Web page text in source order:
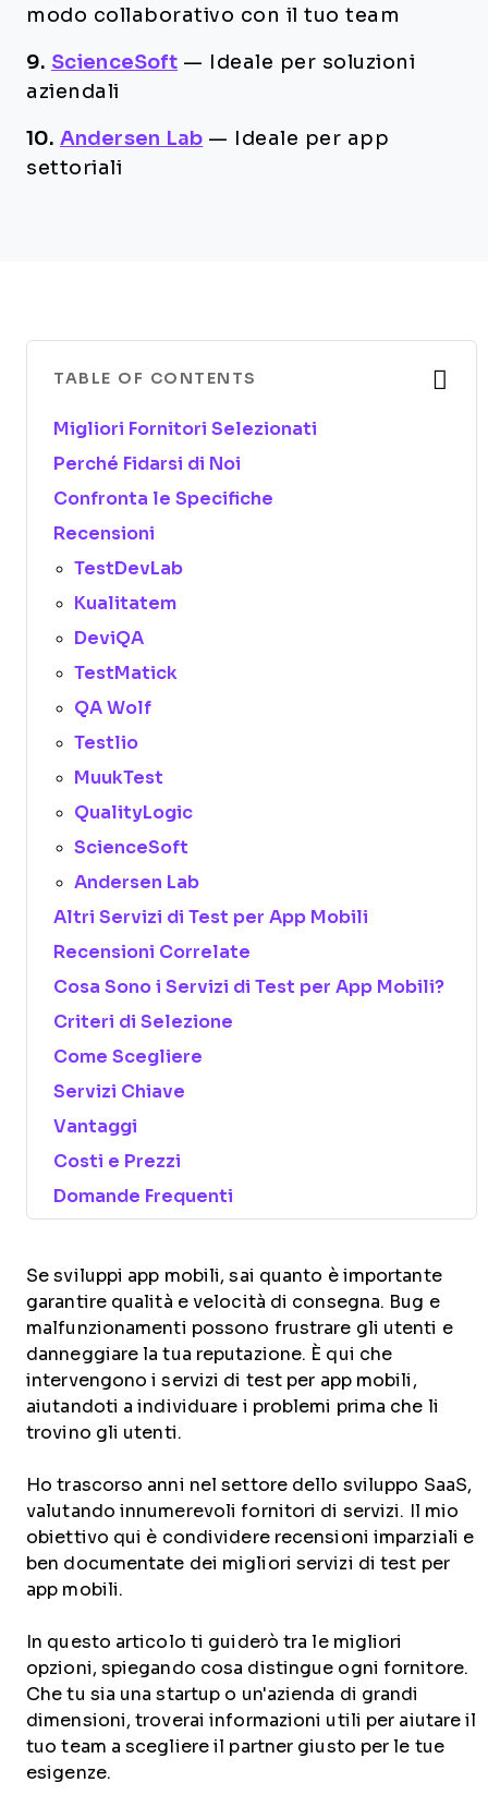
modo collaborativo con il tuo team
9. ScienceSoft —
Ideale per soluzioni
aziendali
10. Andersen Lab —
Ideale per app
settoriali
TABLE OF CONTENTS
Migliori Fornitori Selezionati
Perché Fidarsi di Noi
Confronta le Specifiche
Recensioni
TestDevLab
Kualitatem
DeviQA
TestMatick
QA Wolf
Testlio
MuukTest
QualityLogic
ScienceSoft
Andersen Lab
Altri Servizi di Test per App Mobili
Recensioni Correlate
Cosa Sono i Servizi di Test per App Mobili?
Criteri di Selezione
Come Scegliere
Servizi Chiave
Vantaggi
Costi e Prezzi
Domande Frequenti
Se sviluppi app mobili, sai quanto è importante
garantire qualità e velocità di consegna. Bug e
malfunzionamenti possono frustrare gli utenti e
danneggiare la tua reputazione. È qui che
intervengono i servizi di test per app mobili,
aiutandoti a individuare i problemi prima che li
trovino gli utenti.
Ho trascorso anni nel settore dello sviluppo SaaS,
valutando innumerevoli fornitori di servizi. Il mio
obiettivo qui è condividere recensioni imparziali e
ben documentate dei migliori servizi di test per
app mobili.
In questo articolo ti guiderò tra le migliori
opzioni, spiegando cosa distingue ogni fornitore.
Che tu sia una startup o un'azienda di grandi
dimensioni, troverai informazioni utili per aiutare il
tuo team a scegliere il partner giusto per le tue
esigenze.